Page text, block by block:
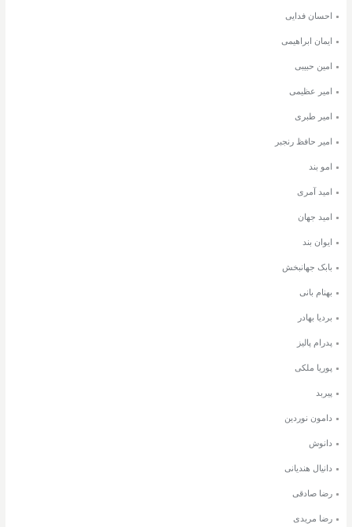
احسان فدایی
ایمان ابراهیمی
امین حبیبی
امیر عظیمی
امیر طبری
امیر حافظ رنجبر
امو بند
امید آمری
امید جهان
ایوان بند
بابک جهانبخش
بهنام بانی
بردیا بهادر
پدرام پالیز
پوریا ملکی
پیربد
دامون نوردین
دانوش
دانیال هندیانی
رضا صادقی
رضا مریدی